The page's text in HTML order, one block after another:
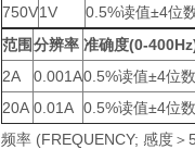
750V1V 0.5%读值±4位
范围分辨率 准确度(0-
2A
0.001A0.5%读值±4位数
20A 0.01A 0.5%读值±4位数
频率 (FREQUENCY; 感度＞